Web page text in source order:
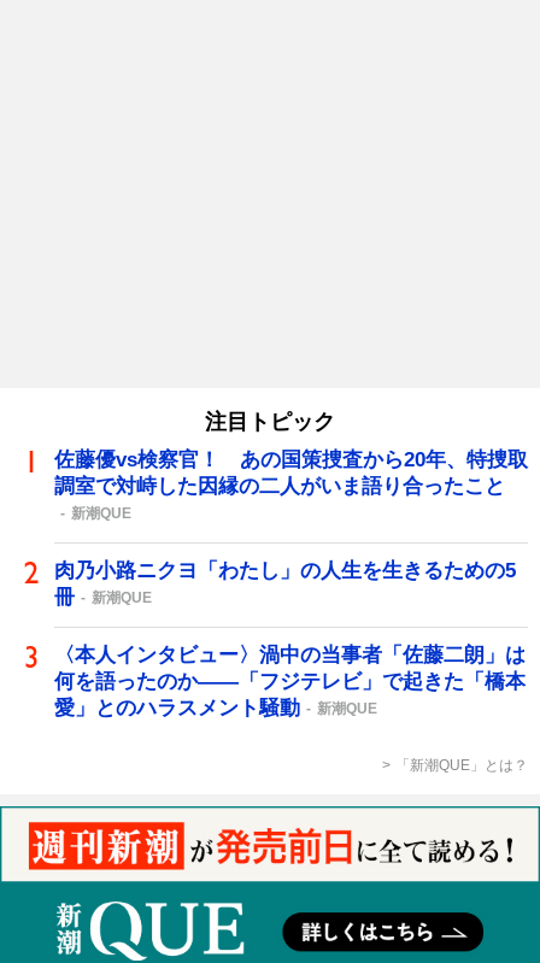
注目トピック
佐藤優vs検察官！ あの国策捜査から20年、特捜取
調室で対峙した因縁の二人がいま語り合ったこと
新潮QUE
肉乃小路ニクヨ「わたし」の人生を生きるための5
冊
新潮QUE
〈本人インタビュー〉渦中の当事者「佐藤二朗」は
何を語ったのか――「フジテレビ」で起きた「橋本
愛」とのハラスメント騒動
新潮QUE
「新潮QUE」とは？